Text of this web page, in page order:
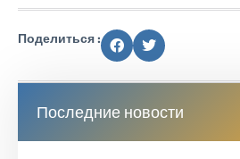
Поделиться :
Последние новости